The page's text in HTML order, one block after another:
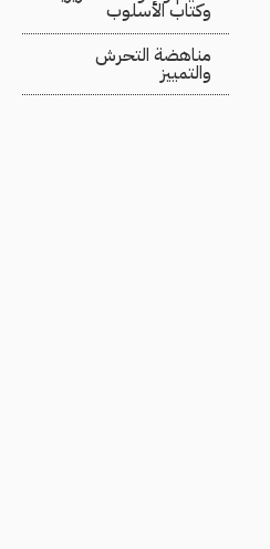
وكتاب الأسلوب
مناهضة التحرش
والتمييز